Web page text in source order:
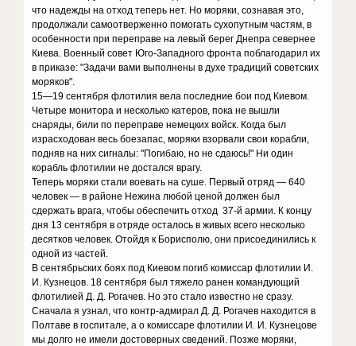
что надежды на отход теперь нет. Но моряки, сознавая это,
продолжали самоотверженно помогать сухопутным частям, в
особенности при переправе на левый берег Днепра севернее
Киева. Военный совет Юго-Западного фронта поблагодарил их
в приказе: "Задачи вами выполнены в духе традиций советских
моряков".
15—19 сентября флотилия вела последние бои под Киевом.
Четыре монитора и несколько катеров, пока не вышли
снаряды, били по переправе немецких войск. Когда был
израсходован весь боезапас, моряки взорвали свои корабли,
подняв на них сигналы: "Погибаю, но не сдаюсь!" Ни один
корабль флотилии не достался врагу.
Теперь моряки стали воевать на суше. Первый отряд — 640
человек — в районе Нежина любой ценой должен был
сдержать врага, чтобы обеспечить отход 37-й армии. К концу
дня 13 сентября в отряде осталось в живых всего несколько
десятков человек. Отойдя к Борисполю, они присоединились к
одной из частей.
В сентябрьских боях под Киевом погиб комиссар флотилии И.
И. Кузнецов. 18 сентября был тяжело ранен командующий
флотилией Д. Д. Рогачев. Но это стало известно не сразу.
Сначала я узнал, что контр-адмирал Д. Д. Рогачев находится в
Полтаве в госпитале, а о комиссаре флотилии И. И. Кузнецове
мы долго не имели достоверных сведений. Позже моряки,